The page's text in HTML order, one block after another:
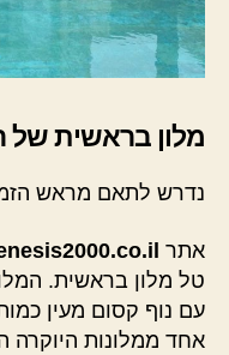
מלון בראשית של
נדרש לתאם מראש
אתר
טל מלון בראשית.
עם נוף קסום מעין
אחד ממלונות היוקרה